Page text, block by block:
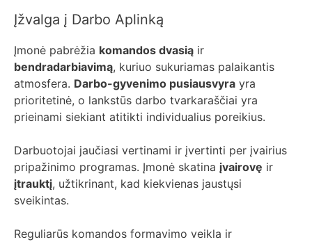
Įžvalga į Darbo Aplinką
Įmonė pabrėžia komandos dvasią ir
bendradarbiavimą, kuriuo sukuriamas palaikantis
atmosfera. Darbo-gyvenimo pusiausvyra yra
prioritetinė, o lankstūs darbo tvarkaraščiai yra
prieinami siekiant atitikti individualius poreikius.
Darbuotojai jaučiasi vertinami ir įvertinti per įvairius
pripažinimo programas. Įmonė skatina įvairovę ir
įtrauktį, užtikrinant, kad kiekvienas jaustųsi
sveikintas.
Reguliarūs komandos formavimo veikla ir